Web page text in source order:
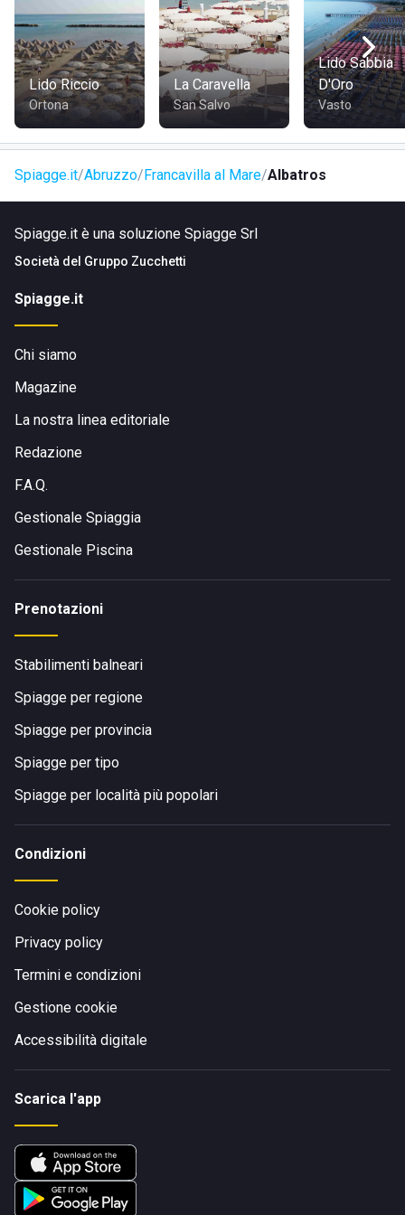
Lo stabilimento si trova in Via Aurelia, 58/A a Varigotti SV.
COME RAGGIUNGERE PALAZZO DELLA SPIAGGIA
Lo stabilimento è facilmente raggiungibile in auto in quanto
si trova lungo la famosa via Aurelia
Lido Riccio
Ortona
La Caravella
San Salvo
Lido Sabbia
D'Oro
Vasto
Spiagge.it Abruzzo Francavilla al Mare Albatros
Spiagge.it è una soluzione Spiagge Srl
Società del Gruppo Zucchetti
Spiagge.it
Chi siamo
Magazine
La nostra linea editoriale
Redazione
F.A.Q.
Gestionale Spiaggia
Gestionale Piscina
Prenotazioni
Stabilimenti balneari
Spiagge per regione
Spiagge per provincia
Spiagge per tipo
Spiagge per località più popolari
Condizioni
Cookie policy
Privacy policy
Termini e condizioni
Gestione cookie
Accessibilità digitale
Scarica l'app